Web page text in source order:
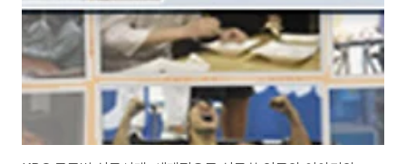
에게서 그 비결을 배워보시면 좋을듯 합니다. K..